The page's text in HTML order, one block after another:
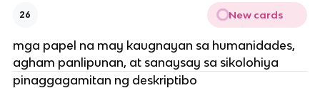
26 New cards
mga papel na may kaugnayan sa humanidades,
agham panlipunan, at sanaysay sa sikolohiya
pinaggagamitan ng deskriptibo